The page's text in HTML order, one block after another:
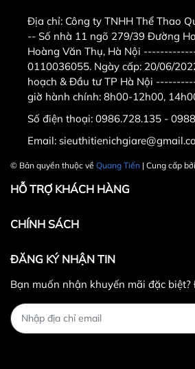
3 Bảng size quần Muay
Địa chỉ: Công ty TNHH Thể Thao
-- Số nhà 11 ngõ 279/39 Đường
Hoàng Văn Thụ, Hà Nội
0110036055. Ngày cấp: 20/06/
hoạch & Đầu tư TP Hà Nội
giờ hành chính: 8h00-12h00,
Số điện thoại: 0986.728.135 -
Email:
© Bản quyền thuộc về Quang Tiến | Cung cấp bởi
HỖ TRỢ KHÁCH HÀNG
CHÍNH SÁCH
ĐĂNG KÝ NHẬN TIN
Bạn muốn nhận khuyến mãi đặc